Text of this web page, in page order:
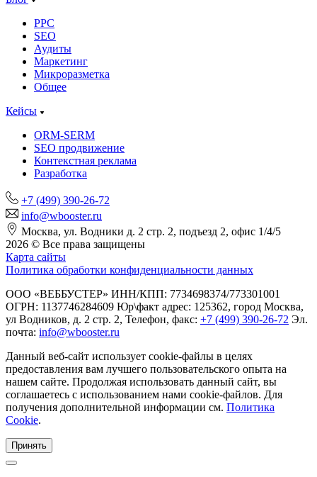
PPC
SEO
Аудиты
Маркетинг
Микроразметка
Общее
Кейсы
ORM-SERM
SEO продвижение
Контекстная реклама
Разработка
+7 (499) 390-26-72
info@wbooster.ru
Москва, ул. Водники д. 2 стр. 2, подъезд 2, офис 1/4/5
2026 © Все права защищены
Карта сайты
Политика обработки конфиденциальности данных
ООО «ВЕББУСТЕР» ИНН/КПП: 7734698374/773301001
ОГРН: 1137746284609 Юр\факт адрес: 125362, город Москва,
ул Водников, д. 2 стр. 2, Телефон, факс: +7 (499) 390-26-72 Эл.
почта: info@wbooster.ru
Данный веб-сайт использует cookie-файлы в целях
предоставления вам лучшего пользовательского опыта на
нашем сайте. Продолжая использовать данный сайт, вы
соглашаетесь с использованием нами cookie-файлов. Для
получения дополнительной информации см. Политика
Cookie.
Принять